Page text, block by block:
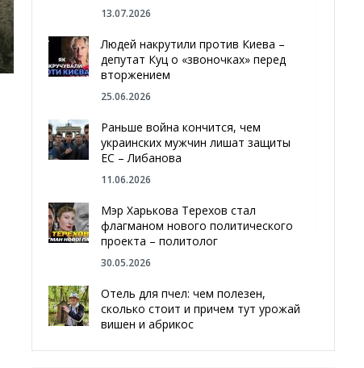
13.07.2026
Людей накрутили против Киева –
депутат Куц о «звоночках» перед
вторжением
25.06.2026
Раньше война кончится, чем
украинских мужчин лишат защиты
ЕС – Либанова
11.06.2026
Мэр Харькова Терехов стал
флагманом нового политического
проекта – политолог
30.05.2026
Отель для пчел: чем полезен,
сколько стоит и причем тут урожай
вишен и абрикос